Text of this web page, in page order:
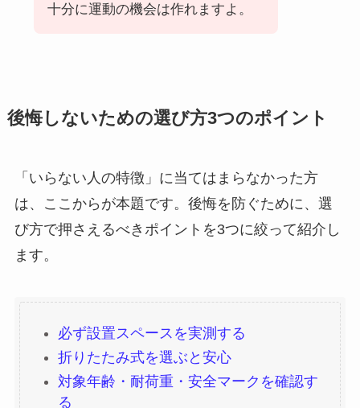
十分に運動の機会は作れますよ。
後悔しないための選び方3つのポイント
「いらない人の特徴」に当てはまらなかった方
は、ここからが本題です。後悔を防ぐために、選
び方で押さえるべきポイントを3つに絞って紹介し
ます。
必ず設置スペースを実測する
折りたたみ式を選ぶと安心
対象年齢・耐荷重・安全マークを確認す
る